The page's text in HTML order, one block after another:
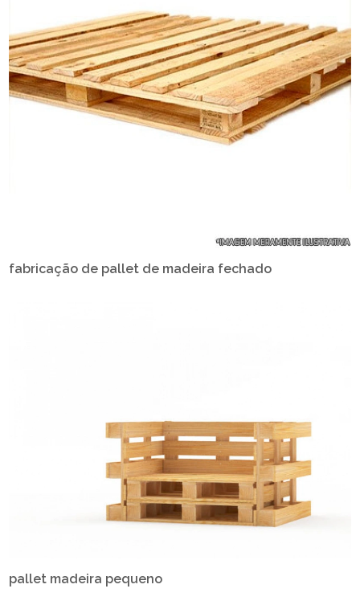
fabricação de pallet de madeira fechado
pallet madeira pequeno